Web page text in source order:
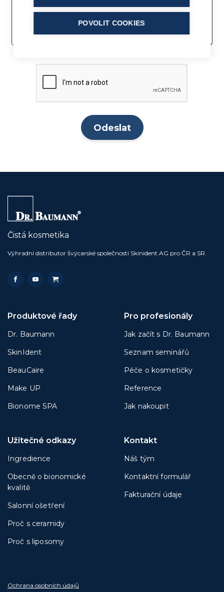
Čistá kosmetika
Výhradní distributor švýcarské společnosti Skinident AG pro ČR a SR.
Produktové řady
Dr. Baumann
SkinIdent
BeauCaire
Make UP
Bionome SPA
Pro profesionály
Jak začít s Dr. Baumann
Seznam seminářů
Péče o kosmetičky
Reference
Jak nakoupit
Užitečné odkazy
Ingredience
Obecně o bionomické
kvalitě
Salonní ošetření
Proč s ceramidy
Proč s liposomy
Kontakt
Náš tým
Kontaktní formulář
Fakturační údaje
Ochrana osobních údajů
POVOLIT COOKIES